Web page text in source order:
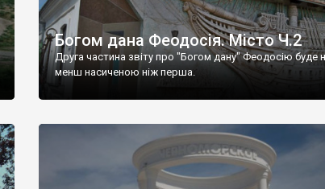
Богом дана Феодосія. Місто Ч.2
Друга частина звіту про "Богом дану" Феодосію буде
менш насиченою ніж перша.